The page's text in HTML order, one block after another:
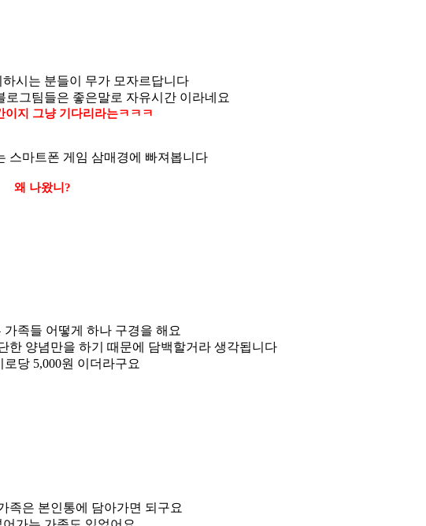
시는 분들이 무가 모자르답니다
로그팀들은 좋은말로 자유시간 이라네요
이지 그냥 기다리라는ㅋㅋㅋ
스마트폰 게임 삼매경에 빠져봅니다
왜 나왔니?
가족들 어떻게 하나 구경을 해요
한 양념만을 하기 때문에 담백할거라 생각됩니다
로당 5,000원 이더라구요
족은 본인통에 담아가면 되구요